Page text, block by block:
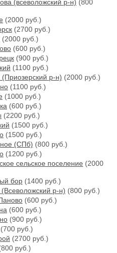
(всеволожский р-н) (800
(2000 руб.)
(2700 руб.)
(2000 руб.)
(600 руб.)
(900 руб.)
(1100 руб.)
(Приозерский р-н) (2000 руб.)
(1100 руб.)
(1000 руб.)
(600 руб.)
(2200 руб.)
(1500 руб.)
(1500 руб.)
(СПб) (800 руб.)
(1200 руб.)
сельское поселение (2000
бор (1400 руб.)
(Всеволожский р-н) (800 руб.)
(600 руб.)
(600 руб.)
(900 руб.)
(700 руб.)
(2700 руб.)
руб.)